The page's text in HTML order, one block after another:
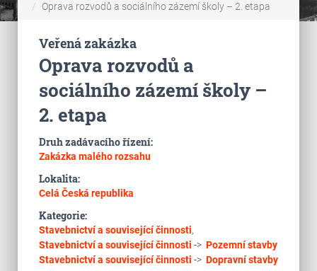
Oprava rozvodů a sociálního zázemí školy – 2. etapa
Veřená zakázka
Oprava rozvodů a
sociálního zázemí školy –
2. etapa
Druh zadávacího řízení:
Zakázka malého rozsahu
Lokalita:
Celá Česká republika
Kategorie:
Stavebnictví a související činnosti,
Stavebnictví a související činnosti -> Pozemní stavby
Stavebnictví a související činnosti -> Dopravní stavby